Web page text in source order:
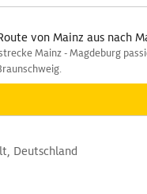
von Mainz aus nach
Mainz - Magdeburg
Deutschland